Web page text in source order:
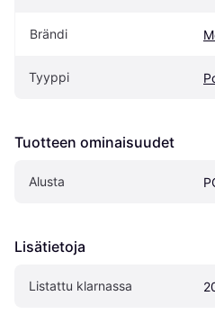
Brändi
Tyyppi
Tuotteen ominaisuudet
Alusta
Lisätietoja
Listattu klarnassa